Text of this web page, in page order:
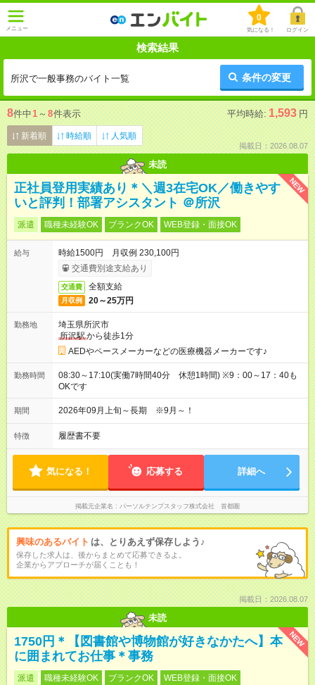
メニュー
0
気になる！ ログイン
検索結果
所沢で一般事務のバイト一覧 条件の変更
8件中1 ～ 8件表示 平均時給: 1,593 円
新着順 時給順 人気順
掲載日：2026.08.07
未読
NEW
正社員登用実績あり＊＼週3在宅OK／働きやす
いと評判！部署アシスタント ＠所沢
派遣 職種未経験OK ブランクOK WEB登録・面接OK
給与
時給1500円 月収例 230,100円
交通費別途支給あり
交通費 全額支給
月収例 20～25万円
勤務地
埼玉県所沢市
所沢駅から徒歩1分
AEDやペースメーカーなどの医療機器メーカーです♪
勤務時間
08:30～17:10(実働7時間40分 休憩1時間) ※9：00～17：40も
OKです
期間 2026年09月上旬～長期 ※9月～！
特徴 履歴書不要
気になる！ 応募する 詳細へ
掲載元企業名 パーソルテンプスタッフ株式会社 首都圏
興味のあるバイト は、とりあえず保存しよう♪
保存した求人は、後からまとめて応募できるよ。
企業からアプローチが届くことも！
掲載日：2026.08.07
未読
NEW
1750円＊【図書館や博物館が好きなかたへ】本
に囲まれてお仕事＊事務
派遣 職種未経験OK ブランクOK WEB登録・面接OK